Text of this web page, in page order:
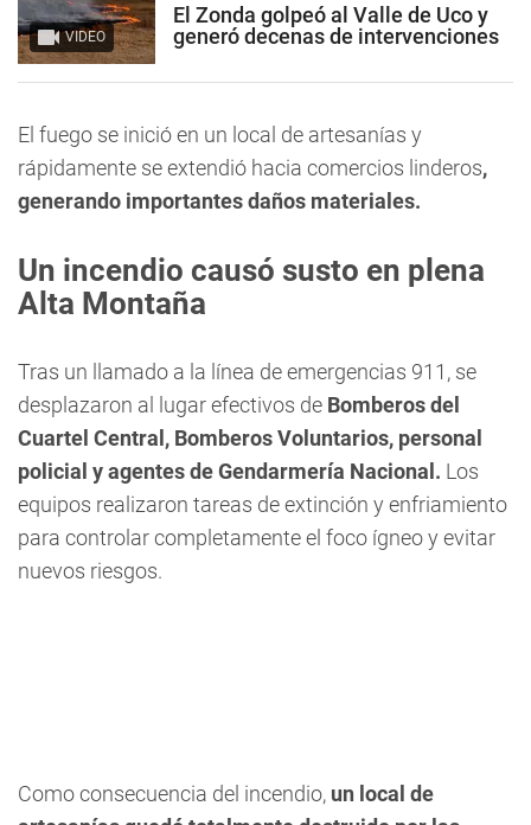
VIDEO
El Zonda golpeó al Valle de Uco y
generó decenas de intervenciones
El fuego se inició en un local de artesanías y
rápidamente se extendió hacia comercios linderos,
generando importantes daños materiales.
Un incendio causó susto en plena
Alta Montaña
Tras un llamado a la línea de emergencias 911, se
desplazaron al lugar efectivos de Bomberos del
Cuartel Central, Bomberos Voluntarios, personal
policial y agentes de Gendarmería Nacional. Los
equipos realizaron tareas de extinción y enfriamiento
para controlar completamente el foco ígneo y evitar
nuevos riesgos.
Como consecuencia del incendio, un local de